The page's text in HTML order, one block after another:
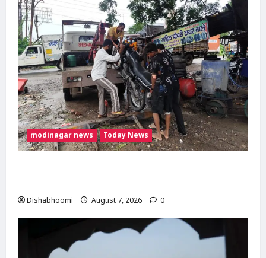
modinagar news Today News
Dishabhoomi August 7, 2026 0